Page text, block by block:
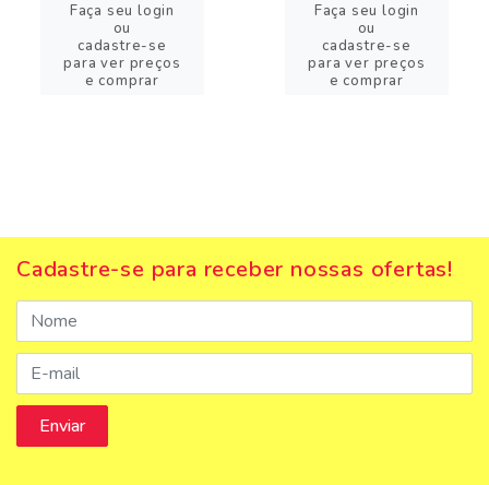
Faça seu login
ou
cadastre-se
para ver preços
e comprar
Faça seu login
ou
cadastre-se
para ver preços
e comprar
Cadastre-se para receber nossas ofertas!